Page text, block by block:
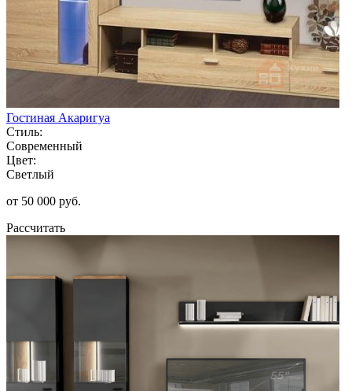
Гостиная Акаригуа
Стиль:
Современный
Цвет:
Светлый
от 50 000 руб.
Рассчитать